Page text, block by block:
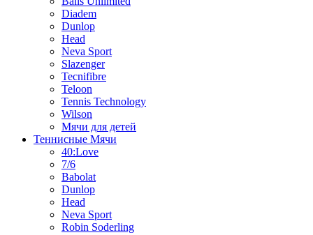
Diadem
Dunlop
Head
Neva Sport
Slazenger
Tecnifibre
Teloon
Tennis Technology
Wilson
Мячи для детей
Теннисные Мячи
40:Love
7/6
Babolat
Dunlop
Head
Neva Sport
Robin Soderling